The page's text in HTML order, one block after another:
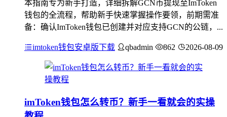
本指南专为新手打造，详细拆解GCN币提现至ImToken
钱包的全流程，帮助新手快速掌握操作要领，前期需准
备：确认ImToken钱包已创建并对应支持GCN的公链，...
imtoken钱包安卓版下载 qbadmin 862 2026-08-09
imToken钱包怎么转币？新手一看就会的实操